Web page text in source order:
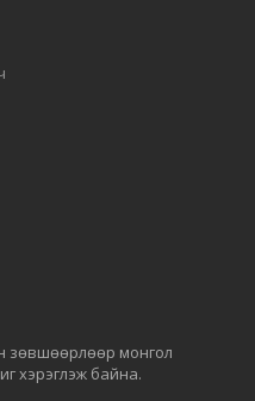
зөвшөөрлөөр монгол
хэрэглэж байна.